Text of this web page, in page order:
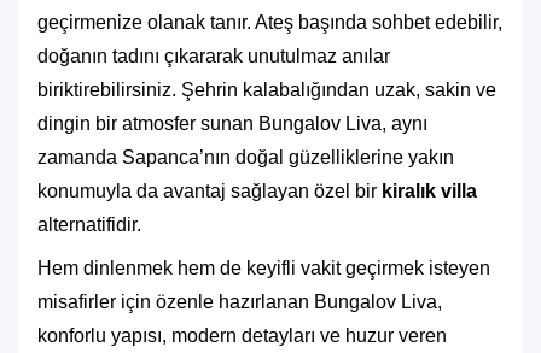
geçirmenize olanak tanır. Ateş başında sohbet edebilir,
doğanın tadını çıkararak unutulmaz anılar
biriktirebilirsiniz. Şehrin kalabalığından uzak, sakin ve
dingin bir atmosfer sunan Bungalov Liva, aynı
zamanda Sapanca’nın doğal güzelliklerine yakın
konumuyla da avantaj sağlayan özel bir kiralık villa
alternatifidir.
Hem dinlenmek hem de keyifli vakit geçirmek isteyen
misafirler için özenle hazırlanan Bungalov Liva,
konforlu yapısı, modern detayları ve huzur veren